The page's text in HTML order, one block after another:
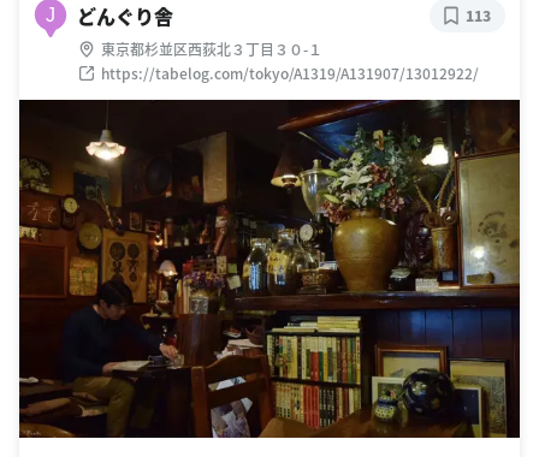
J どんぐり舎
東京都杉並区西荻北３丁目３０-１
https://tabelog.com/tokyo/A1319/A131907/13012922/
113